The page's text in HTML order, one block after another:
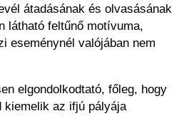
átadásának és olvasásának
látható feltűnő motívuma,
eseménynél valójában nem
elgondolkodtató, főleg, hogy
az ifjú pályája